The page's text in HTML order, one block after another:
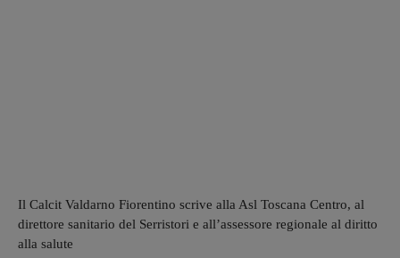
Il Calcit Valdarno Fiorentino scrive alla Asl Toscana Centro, al
direttore sanitario del Serristori e all’assessore regionale al diritto
alla salute